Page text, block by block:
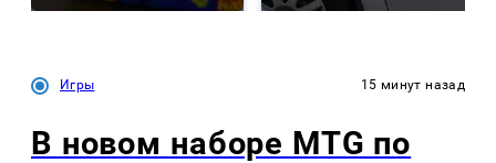
Игры 15 минут назад
В новом наборе MTG по